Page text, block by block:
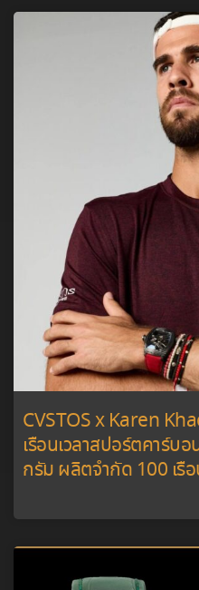
CVSTOS x Karen
เรือนเวลาสปอร์ตคาร์บ
กรัม ผลิตจำกัด 100 เรื